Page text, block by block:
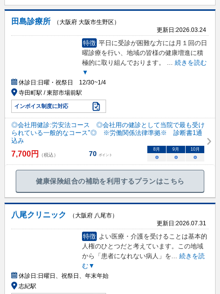
田島診療所
（大阪府 大阪市生野区）
更新日:2026.03.24
特徴 平日に受診が困難な方には月１回の日
曜診療を行い、地域の皆様の健康増進に積
極的に取り組んでおります。 ... 続きを読む
▼
休診日:日曜・祝祭日 12/30~1/4
寺田町駅 / 東部市場前駅
インボイス制度に対応
◎会社用健診:労安法コース ◎会社用の健診として当院で最も受け
られている一般的なコース"◎ ※労働関係法律準拠※ 診断書1通
込み
7,700円 （税込） 70 ポイント
8月 9月 10月
○ ○ ○
健康保険組合の補助を利用するプランはこちら
八尾クリニック
（大阪府 八尾市）
更新日:2026.07.31
特徴 よい医療・介護を受けることは基本的
人権のひとつだと考えています。この地域
から「患者になれない病人」を... 続きを読
む▼
休診日:日曜日、祝祭日、年末年始
志紀駅